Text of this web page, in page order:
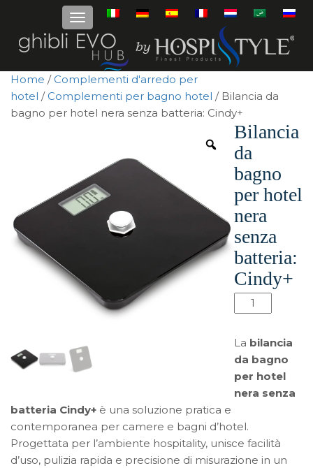
Home / Complementi d'arredo per
hotel / Complementi per bagno hotel / Bilancia da
bagno per hotel nera senza batteria: Cindy+
Bilancia
da
bagno
per hotel
nera
senza
batteria:
Cindy+
Bilancia
da
per
hotel
nera
senza
Cindy+
quantità
La bilancia
da bagno
per hotel
nera senza
batteria Cindy+ è una soluzione pratica e
contemporanea per camere e bagni d’hotel.
Progettata per l’ambiente hospitality, unisce facilità
d’uso, pulizia rapida e precisione di misurazione in un